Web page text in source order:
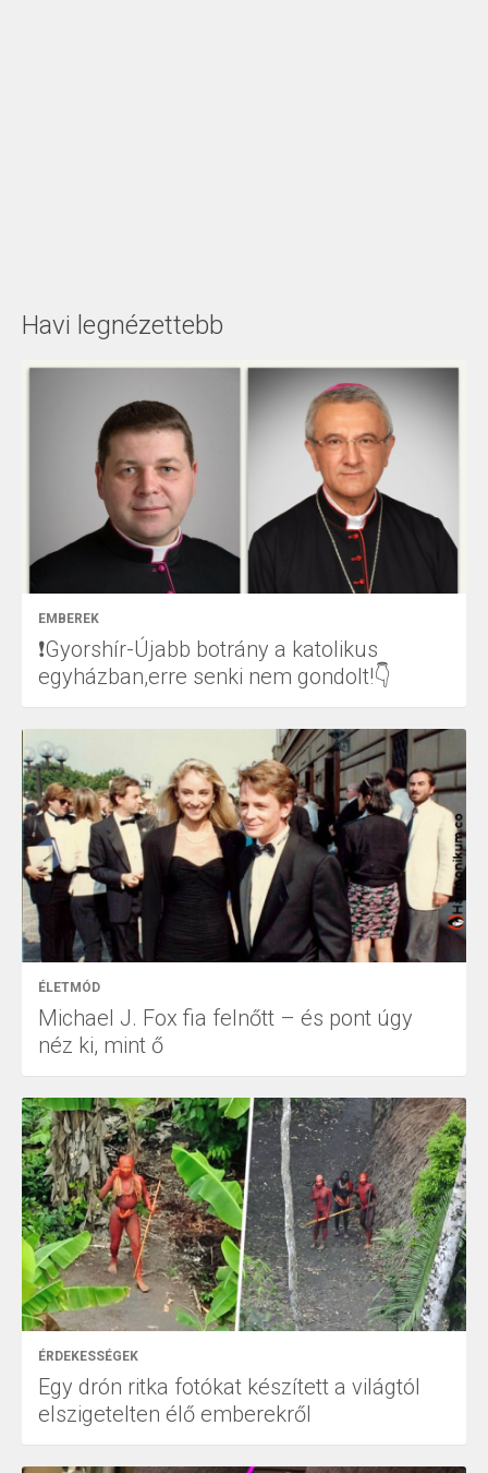
Havi legnézettebb
EMBEREK
❗Gyorshír-Újabb botrány a katolikus
egyházban,erre senki nem gondolt!👇
ÉLETMÓD
Michael J. Fox fia felnőtt – és pont úgy
néz ki, mint ő
ÉRDEKESSÉGEK
Egy drón ritka fotókat készített a világtól
elszigetelten élő emberekről